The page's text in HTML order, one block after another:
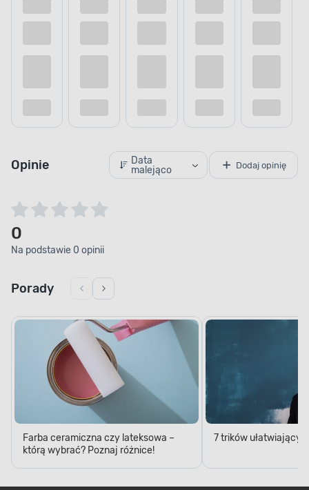
Opinie
Data
malejąco
Dodaj opinię
0
Na podstawie 0 opinii
Porady
Farba ceramiczna czy lateksowa –
którą wybrać? Poznaj różnice!
7 trików